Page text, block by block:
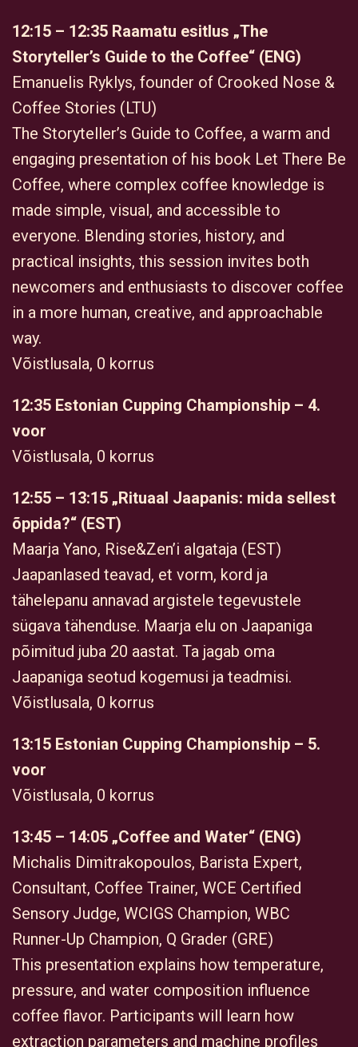
12:15 – 12:35 Raamatu esitlus „The
Storyteller’s Guide to the Coffee“ (ENG)
Emanuelis Ryklys, founder of Crooked Nose &
Coffee Stories (LTU)
The Storyteller’s Guide to Coffee, a warm and
engaging presentation of his book Let There Be
Coffee, where complex coffee knowledge is
made simple, visual, and accessible to
everyone. Blending stories, history, and
practical insights, this session invites both
newcomers and enthusiasts to discover coffee
in a more human, creative, and approachable
way.
Võistlusala, 0 korrus
12:35 Estonian Cupping Championship – 4.
voor
Võistlusala, 0 korrus
12:55 – 13:15 „Rituaal Jaapanis: mida sellest
õppida?“ (EST)
Maarja Yano, Rise&Zen’i algataja (EST)
Jaapanlased teavad, et vorm, kord ja
tähelepanu annavad argistele tegevustele
sügava tähenduse. Maarja elu on Jaapaniga
põimitud juba 20 aastat. Ta jagab oma
Jaapaniga seotud kogemusi ja teadmisi.
Võistlusala, 0 korrus
13:15 Estonian Cupping Championship – 5.
voor
Võistlusala, 0 korrus
13:45 – 14:05 „Coffee and Water“ (ENG)
Michalis Dimitrakopoulos, Barista Expert,
Consultant, Coffee Trainer, WCE Certified
Sensory Judge, WCIGS Champion, WBC
Runner-Up Champion, Q Grader (GRE)
This presentation explains how temperature,
pressure, and water composition influence
coffee flavor. Participants will learn how
extraction parameters and machine profiles